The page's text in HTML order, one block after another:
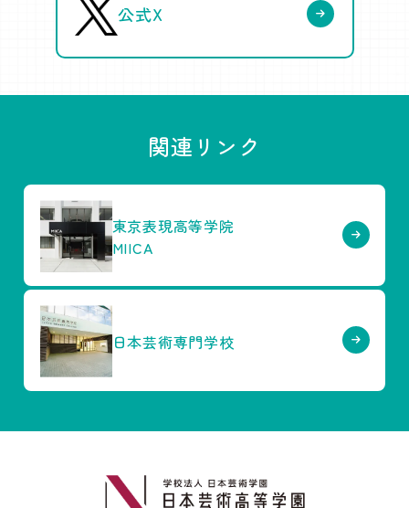
公式X
関連リンク
東京表現高等学院
MIICA
日本芸術専門学校